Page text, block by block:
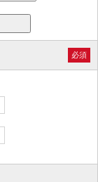
必須